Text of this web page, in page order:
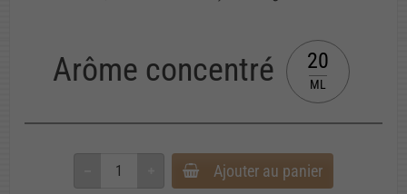
Arôme concentré 20
ML
Ajouter au panier